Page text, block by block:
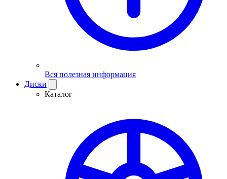
Вся полезная информация
Диски
Каталог